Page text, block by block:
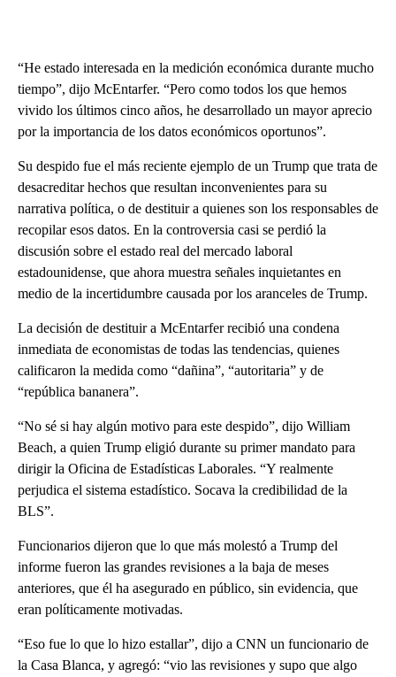
“He estado interesada en la medición económica durante mucho
tiempo”, dijo McEntarfer. “Pero como todos los que hemos
vivido los últimos cinco años, he desarrollado un mayor aprecio
por la importancia de los datos económicos oportunos”.
Su despido fue el más reciente ejemplo de un Trump que trata de
desacreditar hechos que resultan inconvenientes para su
narrativa política, o de destituir a quienes son los responsables de
recopilar esos datos. En la controversia casi se perdió la
discusión sobre el estado real del mercado laboral
estadounidense, que ahora muestra señales inquietantes en
medio de la incertidumbre causada por los aranceles de Trump.
La decisión de destituir a McEntarfer recibió una condena
inmediata de economistas de todas las tendencias, quienes
calificaron la medida como “dañina”, “autoritaria” y de
“república bananera”.
“No sé si hay algún motivo para este despido”, dijo William
Beach, a quien Trump eligió durante su primer mandato para
dirigir la Oficina de Estadísticas Laborales. “Y realmente
perjudica el sistema estadístico. Socava la credibilidad de la
BLS”.
Funcionarios dijeron que lo que más molestó a Trump del
informe fueron las grandes revisiones a la baja de meses
anteriores, que él ha asegurado en público, sin evidencia, que
eran políticamente motivadas.
“Eso fue lo que lo hizo estallar”, dijo a CNN un funcionario de
la Casa Blanca, y agregó: “vio las revisiones y supo que algo